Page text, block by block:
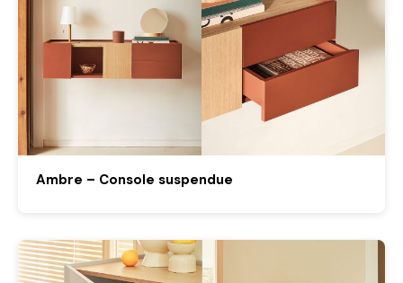
Ambre – Console suspendue